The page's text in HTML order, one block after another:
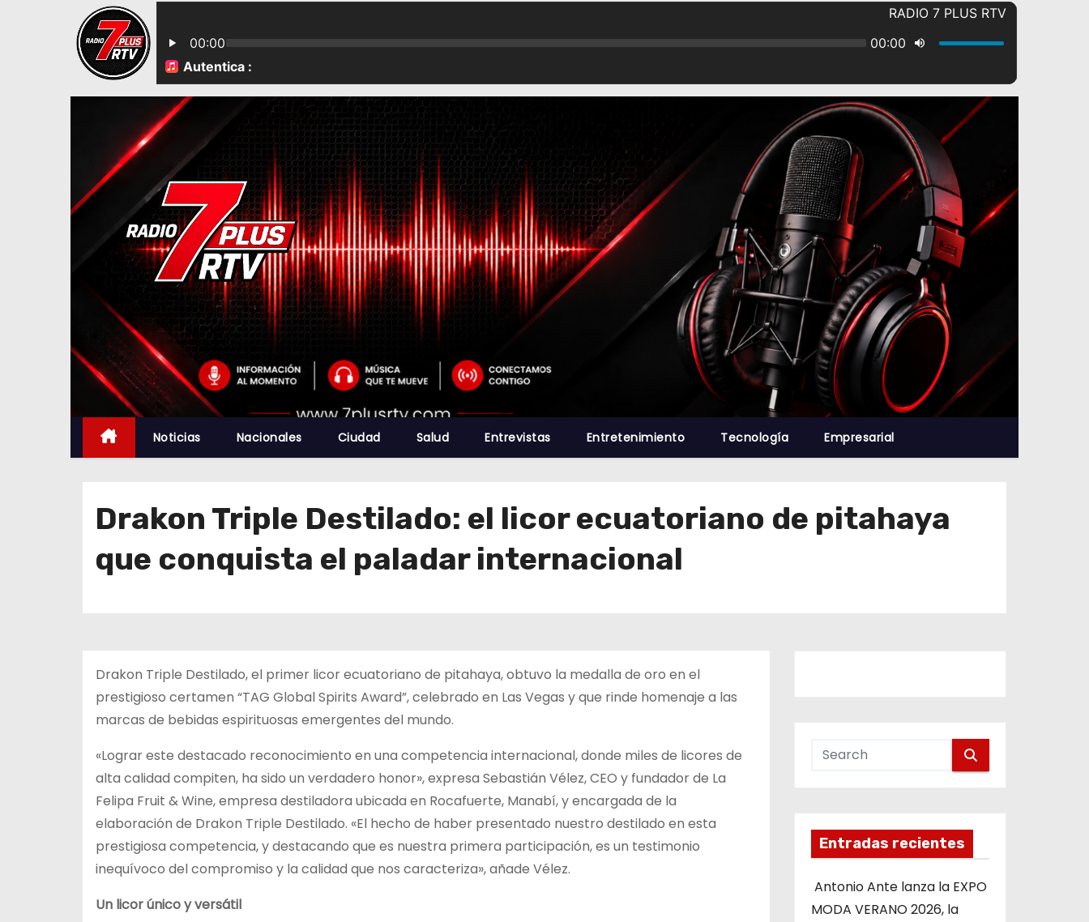
Noticias Nacionales Ciudad Salud Entrevistas Entretenimiento Tecnología Empresarial
Drakon Triple Destilado: el licor ecuatoriano de pitahaya
que conquista el paladar internacional
Drakon Triple Destilado, el primer licor ecuatoriano de pitahaya, obtuvo la medalla de oro en el
prestigioso certamen “TAG Global Spirits Award”, celebrado en Las Vegas y que rinde homenaje a las
marcas de bebidas espirituosas emergentes del mundo.
«Lograr este destacado reconocimiento en una competencia internacional, donde miles de licores de
alta calidad compiten, ha sido un verdadero honor», expresa Sebastián Vélez, CEO y fundador de La
Felipa Fruit & Wine, empresa destiladora ubicada en Rocafuerte, Manabí, y encargada de la
elaboración de Drakon Triple Destilado. «El hecho de haber presentado nuestro destilado en esta
prestigiosa competencia, y destacando que es nuestra primera participación, es un testimonio
inequívoco del compromiso y la calidad que nos caracteriza», añade Vélez.
Un licor único y versátil
Entradas recientes
Antonio Ante lanza la EXPO
MODA VERANO 2026, la